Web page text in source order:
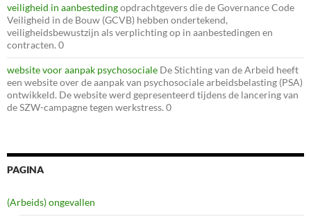
veiligheid in aanbestedingopdrachtgevers die de Governance Code
Veiligheid in de Bouw (GCVB) hebben ondertekend,
veiligheidsbewustzijn als verplichting op in aanbestedingen en
contracten. 0
website voor aanpak psychosociale De Stichting van de Arbeid heeft
een website over de aanpak van psychosociale arbeidsbelasting (PSA)
ontwikkeld. De website werd gepresenteerd tijdens de lancering van
de SZW-campagne tegen werkstress. 0
PAGINA
(Arbeids) ongevallen